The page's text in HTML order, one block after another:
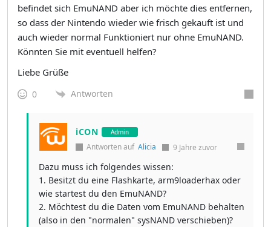
befindet sich EmuNAND aber ich möchte dies entfernen,
so dass der Nintendo wieder wie frisch gekauft ist und
auch wieder normal Funktioniert nur ohne EmuNAND.
Könnten Sie mit eventuell helfen?
Liebe Grüße
0 Antworten
iCON Admin
Antworten auf Alicia 9 Jahre zuvor
Dazu muss ich folgendes wissen:
1. Besitzt du eine Flashkarte, arm9loaderhax oder
wie startest du den EmuNAND?
2. Möchtest du die Daten vom EmuNAND behalten
(also in den "normalen" sysNAND verschieben)?